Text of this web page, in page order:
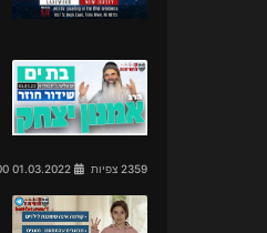
2359 צפיות